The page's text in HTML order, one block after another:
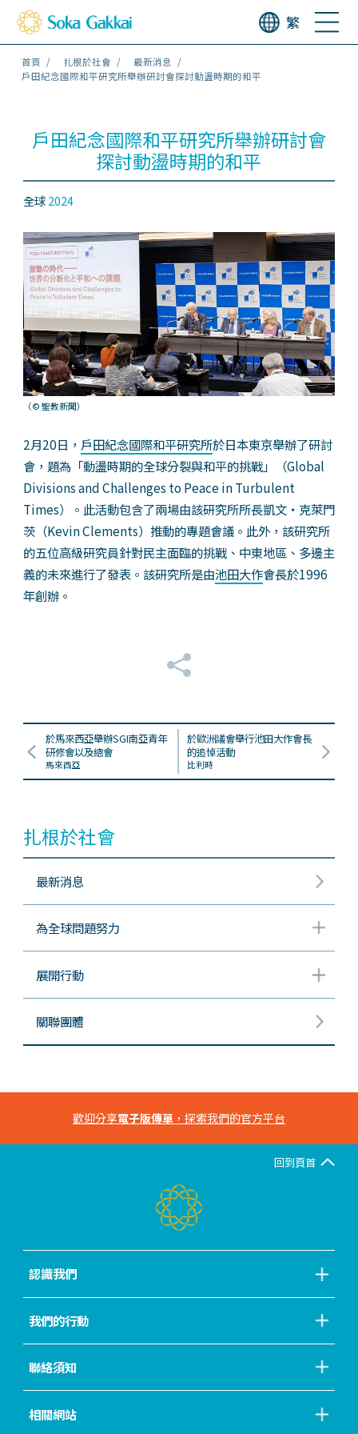
繁
首頁 扎根於社會
最新消息
戶田紀念國際和平研究所舉辦研討會探討動盪時期的和平
戶田紀念國際和平研究所舉辦研討會
探討動盪時期的和平
全球2024
（©聖教新聞）
2月20日， 戶田紀念國際和平研究所於日本東京舉辦了研討
會，題為「動盪時期的全球分裂與和平的挑戰」（Global
Divisions and Challenges to Peace in Turbulent
Times）。此活動包含了兩場由該研究所所長凱文・克萊門
茨（Kevin Clements）推動的專題會議。此外，該研究所
的五位高級研究員針對民主面臨的挑戰、中東地區、多邊主
義的未來進行了發表。該研究所是由池田大作會長於1996
年創辦。
於馬來西亞舉辦SGI南亞青年
研修會以及總會
馬來西亞
於歐洲議會舉行池田大作會長
的追悼活動
比利時
扎根於社會
最新消息
為全球問題努力
展開行動
關聯團體
歡迎分享電子版傳單 ，探索我們的官方平台
回到頁首
認識我們
我們的行動
聯絡須知
相關網站